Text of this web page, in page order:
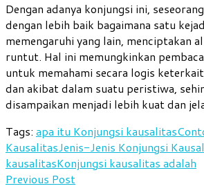
Dengan adanya konjungsi ini,
dengan lebih baik bagaimana satu
memengaruhi yang lain, menciptakan
runtut. Hal ini memungkinkan
untuk memahami secara logis
dan akibat dalam suatu peristiwa,
disampaikan menjadi lebih kuat dan
Tags: apa itu Konjungsi kausalitas
KausalitasJenis-Jenis Konjungsi
kausalitasKonjungsi kausalitas adalah
Previous Post